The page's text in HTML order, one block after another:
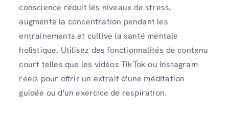
conscience réduit les niveaux de stress,
augmente la concentration pendant les
entraînements et cultive la santé mentale
holistique. Utilisez des fonctionnalités de contenu
court telles que les vidéos TikTok ou Instagram
reels pour offrir un extrait d'une méditation
guidée ou d'un exercice de respiration.